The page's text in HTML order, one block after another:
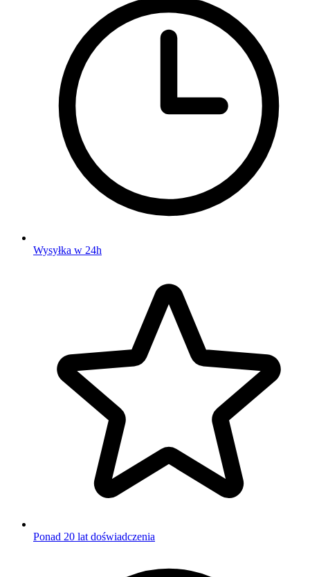
Wysyłka w 24h
Ponad 20 lat doświadczenia